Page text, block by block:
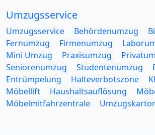
Umzugsservice
Umzugsservice Behördenumzug
Fernumzug
Firmenumzug
Mini Umzug
Praxisumzug
Seniorenumzug
Studentenumzug
Entrümpelung
Halteverbotszone
Möbellift
Haushaltsauflösung
Möbelmitfahrzentrale